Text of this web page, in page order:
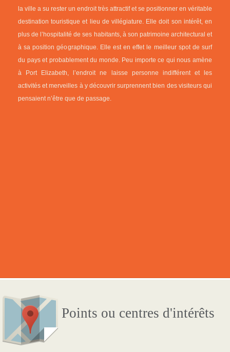
la ville a su rester un endroit très attractif et se positionner en véritable
destination touristique et lieu de villégiature. Elle doit son intérêt, en
plus de l’hospitalité de ses habitants, à son patrimoine architectural et
à sa position géographique. Elle est en effet le meilleur spot de surf
du pays et probablement du monde. Peu importe ce qui nous amène
à Port Elizabeth, l’endroit ne laisse personne indifférent et les
activités et merveilles à y découvrir surprennent bien des visiteurs qui
pensaient n’être que de passage.
Points ou centres d'intérêts